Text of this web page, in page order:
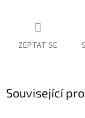
ZEPTAT SE
Související